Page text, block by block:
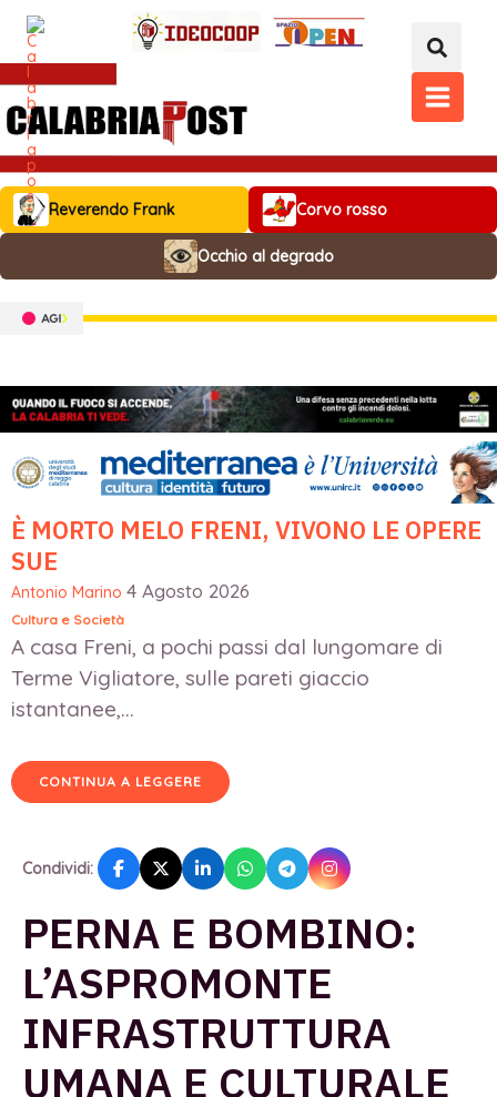
contenuto
MAIN
MENU
Reverendo Frank Corvo rosso
Occhio al degrado
È MORTO MELO FRENI, VIVONO LE OPERE
SUE
Antonio Marino 4 Agosto 2026
Cultura e Società
A casa Freni, a pochi passi dal lungomare di
Terme Vigliatore, sulle pareti giaccio
istantanee,...
CONTINUA A LEGGERE
Condividi:
PERNA E BOMBINO:
L’ASPROMONTE
INFRASTRUTTURA
UMANA E CULTURALE